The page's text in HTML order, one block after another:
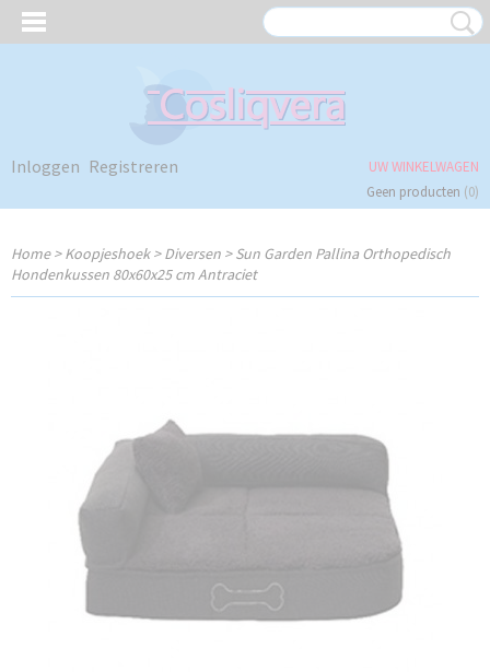
Inloggen Registreren
UW WINKELWAGEN
Geen producten (0)
Home>Koopjeshoek>Diversen >Sun Garden Pallina Orthopedisch
Hondenkussen 80x60x25 cm Antraciet